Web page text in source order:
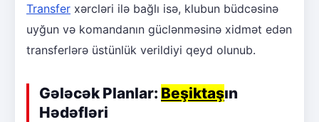
Transfer xərcləri ilə bağlı isə, klubun büdcəsinə
uyğun və komandanın güclənməsinə xidmət edən
transferlərə üstünlük verildiyi qeyd olunub.
Gələcək Planlar: Beşiktaşın
Hədəfləri